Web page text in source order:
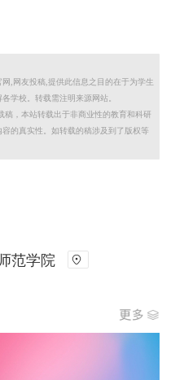
,网友投稿,提供此信息之目的在于为学生
学校。转载需注明来源网站。
，本站转载出于非商业性的教育和科研
的真实性。如转载的稿涉及到了版权等
范学院